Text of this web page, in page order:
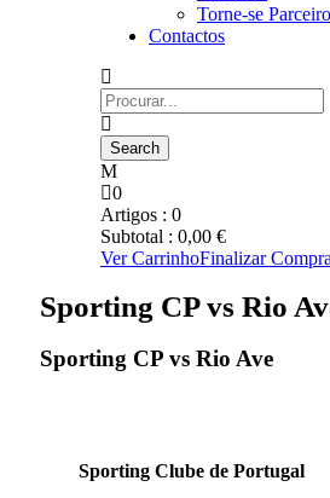
Torne-se Parceiro
Contactos
0
Artigos : 0
Subtotal : 0,00 €
Ver CarrinhoFinalizar Compra
Sporting CP vs Rio
Sporting CP vs Rio Ave
Sporting Clube de Portugal